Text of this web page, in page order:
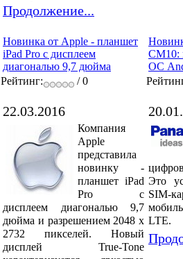
Продолжение...
Новинка от Apple - планшет
iPad Pro с дисплеем
диагональю 9,7 дюйма
Рейтинг:
/ 0
22.03.2016
Компания
Apple
представила
новинку -
планшет iPad
Pro с
дисплеем диагональю 9,7
дюйма и разрешением 2048 x
2732 пикселей. Новый
дисплей True-Tone
CM10:
ОС
Это
SIM-
LTE.